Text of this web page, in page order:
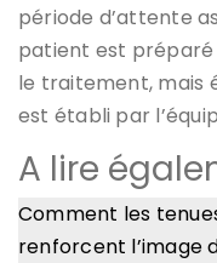
période d’attente
patient est
le traitement, mais
est établi par
A lire
Comment les
renforcent l’image